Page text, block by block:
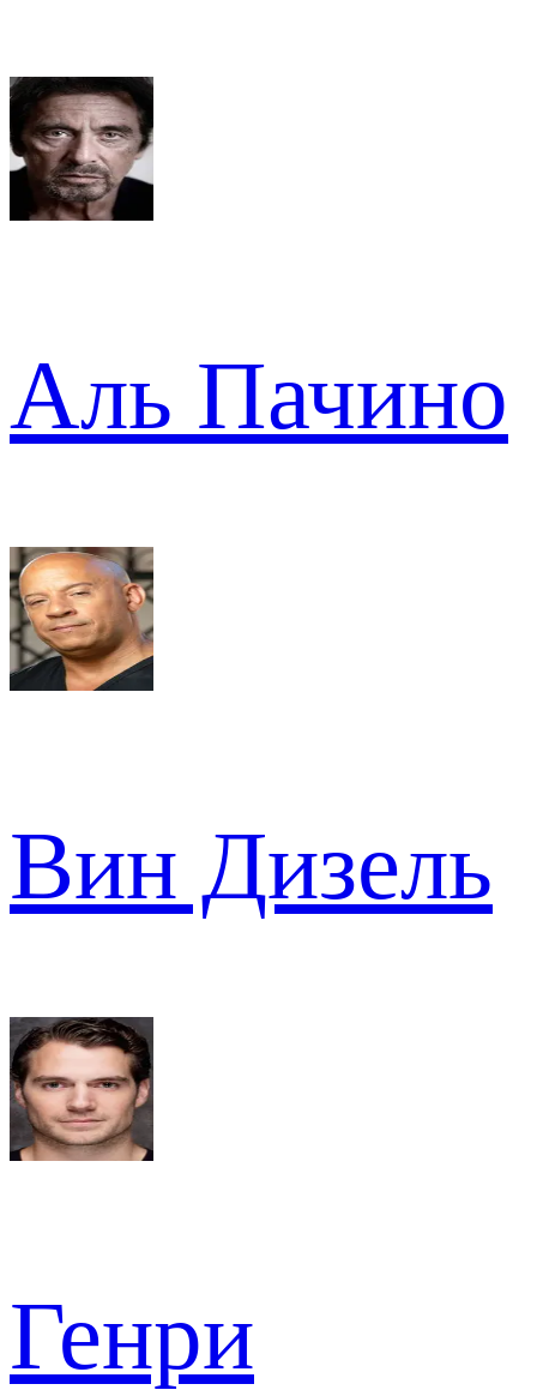
Аль Пачино
Вин Дизель
Генри